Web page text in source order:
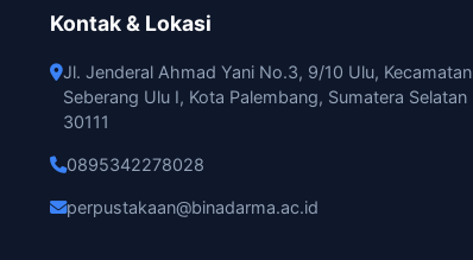
Kontak & Lokasi
Jl. Jenderal Ahmad Yani No.3, 9/10 Ulu, Kecamatan
Seberang Ulu I, Kota Palembang, Sumatera Selatan
30111
0895342278028
perpustakaan@binadarma.ac.id